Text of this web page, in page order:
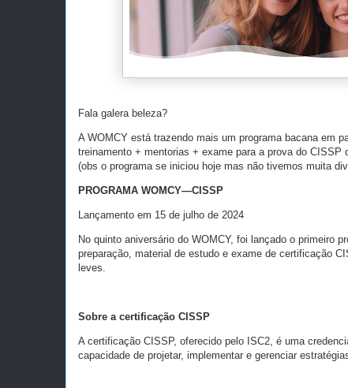
Fala galera beleza?
A WOMCY está trazendo mais um programa bacana em
treinamento + mentorias + exame para a prova do
(obs o programa se iniciou hoje mas não tivemos muita
PROGRAMA WOMCY—CISSP
Lançamento em 15 de julho de 2024
No quinto aniversário do WOMCY, foi lançado o primeiro
preparação, material de estudo e exame de certificação
leves.
Sobre a certificação CISSP
A certificação CISSP, oferecido pelo ISC2, é uma
capacidade de projetar, implementar e gerenciar